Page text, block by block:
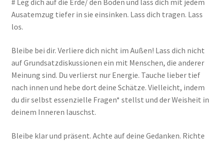
# Leg dich auf die Erde/ den Boden und lass dich mit jedem
Ausatemzug tiefer in sie einsinken. Lass dich tragen. Lass
los.
Bleibe bei dir. Verliere dich nicht im Außen! Lass dich nicht
auf Grundsatzdiskussionen ein mit Menschen, die anderer
Meinung sind. Du verlierst nur Energie. Tauche lieber tief
nach innen und hebe dort deine Schätze. Vielleicht, indem
du dir selbst essenzielle Fragen* stellst und der Weisheit in
deinem Inneren lauschst.
Bleibe klar und präsent. Achte auf deine Gedanken. Richte